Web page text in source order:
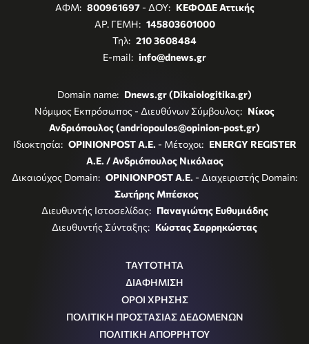
ΑΦΜ: 800961697- ΔΟΥ: ΚΕΦΟΔΕ Αττικής
ΑΡ. ΓΕΜΗ: 145803601000
Τηλ: 210 3608484
E-mail: info@dnews.gr
Domain name: Dnews.gr (Dikaiologitika.gr)
Νόμιμος Εκπρόσωπος - Διευθύνων Σύμβουλος: Νίκος
Ανδριόπουλος (andriopoulos@opinion-post.gr)
Ιδιοκτησία: OPINIONPOST A.E. - Μέτοχοι: ENERGY REGISTER
Α.Ε. / Ανδριόπουλος Νικόλαος
Δικαιούχος Domain: OPINIONPOST A.E. - Διαχειριστής Domain:
Σωτήρης Μπέσκος
Διευθυντής Ιστοσελίδας: Παναγιώτης Ευθυμιάδης
Διευθυντής Σύνταξης: Κώστας Σαρρηκώστας
ΤΑΥΤΟΤΗΤΑ
ΔΙΑΦΗΜΙΣΗ
ΟΡΟΙ ΧΡΗΣΗΣ
ΠΟΛΙΤΙΚΗ ΠΡΟΣΤΑΣΙΑΣ ΔΕΔΟΜΕΝΩΝ
ΠΟΛΙΤΙΚΗ ΑΠΟΡΡΗΤΟΥ